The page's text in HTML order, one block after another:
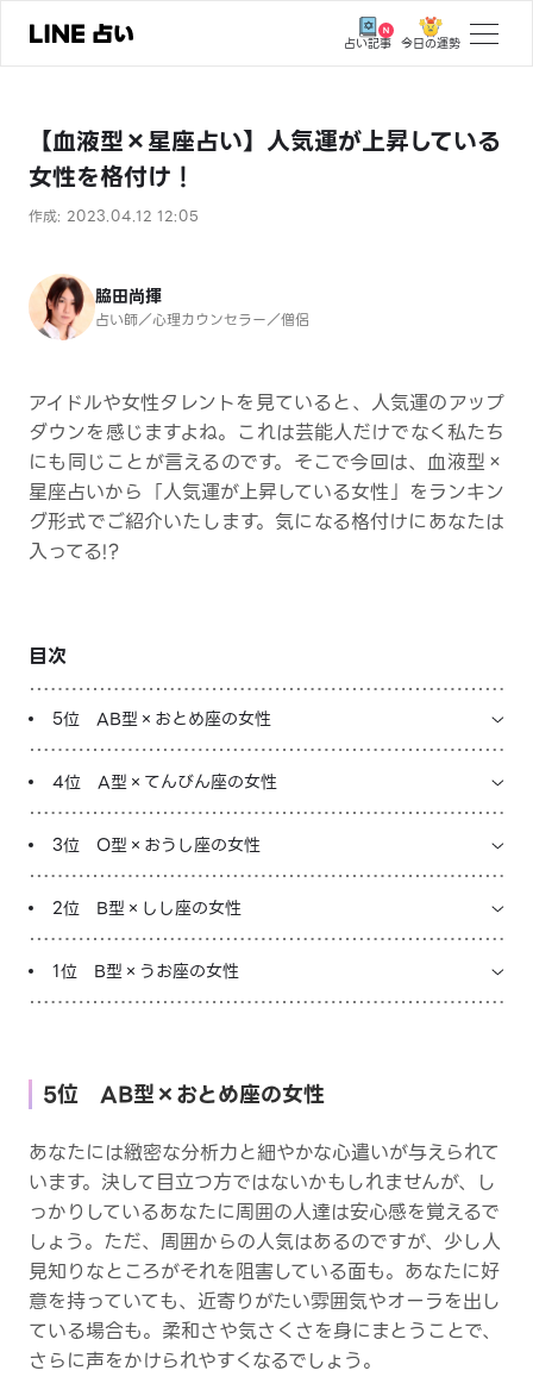
占い記事 今日の運勢
ユーザーの声
相談事例
おすすめの占い師
よくある質問
えもじの子（占）12星座占い
占い記事
お知らせ
【血液型×星座占い】人気運が上昇している
女性を格付け！
作成: 2023.04.12 12:05
脇田尚揮
占い師／心理カウンセラー／僧侶
アイドルや女性タレントを見ていると、人気運のアップ
ダウンを感じますよね。これは芸能人だけでなく私たち
にも同じことが言えるのです。そこで今回は、血液型×
星座占いから「人気運が上昇している女性」をランキン
グ形式でご紹介いたします。気になる格付けにあなたは
入ってる!?
目次
5位 AB型×おとめ座の女性
4位 A型×てんびん座の女性
3位 O型×おうし座の女性
2位 B型×しし座の女性
1位 B型×うお座の女性
5位 AB型×おとめ座の女性
あなたには緻密な分析力と細やかな心遣いが与えられて
います。決して目立つ方ではないかもしれませんが、し
っかりしているあなたに周囲の人達は安心感を覚えるで
しょう。ただ、周囲からの人気はあるのですが、少し人
見知りなところがそれを阻害している面も。あなたに好
意を持っていても、近寄りがたい雰囲気やオーラを出し
ている場合も。柔和さや気さくさを身にまとうことで、
さらに声をかけられやすくなるでしょう。